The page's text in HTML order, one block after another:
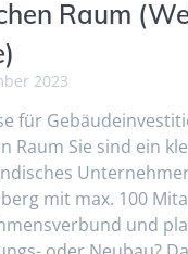
Raum
2023
für
Raum Sie sind ein
mit max. 100
und